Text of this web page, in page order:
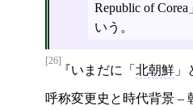
Republic of
いう。
[26]
いまだに「 北朝鮮 」
呼称変更史と時代背景 –